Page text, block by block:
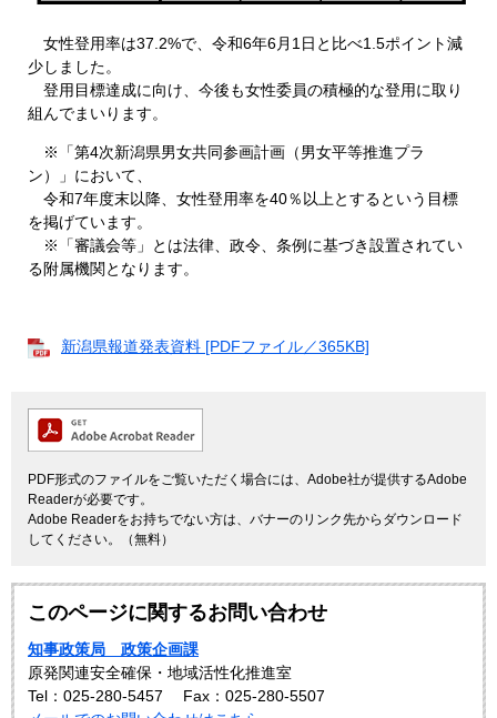
女性登用率は37.2%で、令和6年6月1日と比べ1.5ポイント減
少しました。​
登用目標達成に向け、今後も女性委員の積極的な登用に取り
組んでまいります。
※「第4次新潟県男女共同参画計画（男女平等推進プラ
ン）」において、
令和7年度末以降、女性登用率を40％以上とするという目標
を掲げています。
※「審議会等」とは法律、政令、条例に基づき設置されてい
る附属機関となります。
新潟県報道発表資料 [PDFファイル／365KB]
PDF形式のファイルをご覧いただく場合には、Adobe社が提供するAdobe
Readerが必要です。
Adobe Readerをお持ちでない方は、バナーのリンク先からダウンロード
してください。（無料）
このページに関するお問い合わせ
知事政策局 政策企画課
原発関連安全確保・地域活性化推進室
Tel：025-280-5457
Fax：025-280-5507